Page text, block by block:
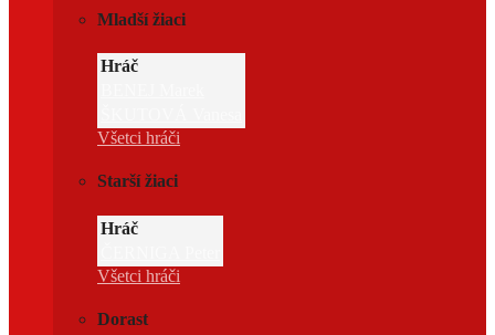
Mladší žiaci
Hráč
Všetci hráči
Starší žiaci
Hráč
Všetci hráči
Dorast